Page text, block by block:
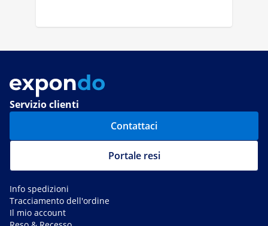
Servizio clienti
Contattaci
Portale resi
Info spedizioni
Tracciamento dell'ordine
Il mio account